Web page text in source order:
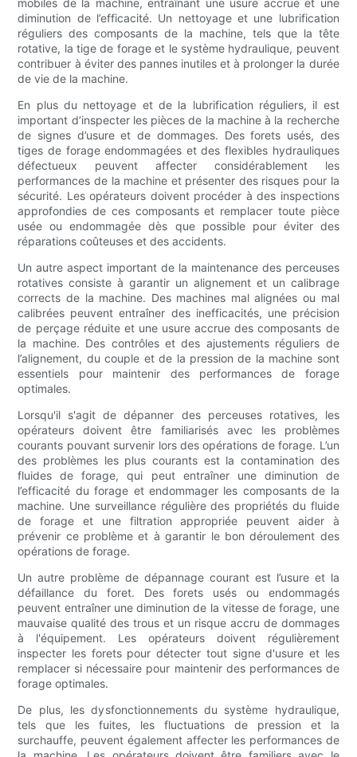
mobiles de la machine, entraînant une usure accrue et une
diminution de l’efficacité. Un nettoyage et une lubrification
réguliers des composants de la machine, tels que la tête
rotative, la tige de forage et le système hydraulique, peuvent
contribuer à éviter des pannes inutiles et à prolonger la durée
de vie de la machine.
En plus du nettoyage et de la lubrification réguliers, il est
important d’inspecter les pièces de la machine à la recherche
de signes d’usure et de dommages. Des forets usés, des
tiges de forage endommagées et des flexibles hydrauliques
défectueux peuvent affecter considérablement les
performances de la machine et présenter des risques pour la
sécurité. Les opérateurs doivent procéder à des inspections
approfondies de ces composants et remplacer toute pièce
usée ou endommagée dès que possible pour éviter des
réparations coûteuses et des accidents.
Un autre aspect important de la maintenance des perceuses
rotatives consiste à garantir un alignement et un calibrage
corrects de la machine. Des machines mal alignées ou mal
calibrées peuvent entraîner des inefficacités, une précision
de perçage réduite et une usure accrue des composants de
la machine. Des contrôles et des ajustements réguliers de
l’alignement, du couple et de la pression de la machine sont
essentiels pour maintenir des performances de forage
optimales.
Lorsqu'il s'agit de dépanner des perceuses rotatives, les
opérateurs doivent être familiarisés avec les problèmes
courants pouvant survenir lors des opérations de forage. L’un
des problèmes les plus courants est la contamination des
fluides de forage, qui peut entraîner une diminution de
l’efficacité du forage et endommager les composants de la
machine. Une surveillance régulière des propriétés du fluide
de forage et une filtration appropriée peuvent aider à
prévenir ce problème et à garantir le bon déroulement des
opérations de forage.
Un autre problème de dépannage courant est l’usure et la
défaillance du foret. Des forets usés ou endommagés
peuvent entraîner une diminution de la vitesse de forage, une
mauvaise qualité des trous et un risque accru de dommages
à l'équipement. Les opérateurs doivent régulièrement
inspecter les forets pour détecter tout signe d'usure et les
remplacer si nécessaire pour maintenir des performances de
forage optimales.
De plus, les dysfonctionnements du système hydraulique,
tels que les fuites, les fluctuations de pression et la
surchauffe, peuvent également affecter les performances de